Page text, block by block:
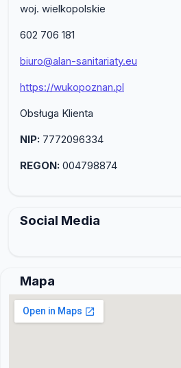
woj. wielkopolskie
602 706 181
biuro@alan-sanitariaty.eu
https://wukopoznan.pl
Obsługa Klienta
NIP: 7772096334
REGON: 004798874
Social Media
Mapa